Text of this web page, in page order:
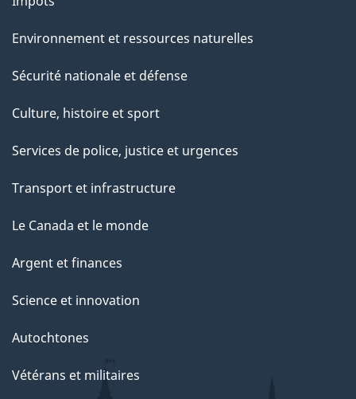
Environnement et ressources naturelles
Sécurité nationale et défense
Culture, histoire et sport
Services de police, justice et urgences
Transport et infrastructure
Le Canada et le monde
Argent et finances
Science et innovation
Autochtones
Vétérans et militaires